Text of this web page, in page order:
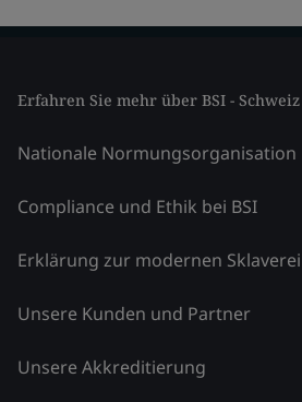
Erfahren Sie mehr über BSI - Schweiz
Nationale Normungsorganisation
Compliance und Ethik bei BSI
Erklärung zur modernen Sklaverei
Unsere Kunden und Partner
Unsere Akkreditierung